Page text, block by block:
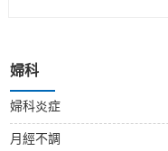
婦科
婦科炎症
月經不調